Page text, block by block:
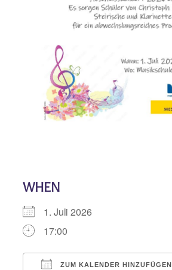
WHEN
1. Juli 2026
17:00
ZUM KALENDER HINZUFÜGEN